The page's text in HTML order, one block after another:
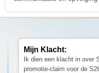
Mijn Klacht:
Ik dien een klacht in over
promotie-claim voor de